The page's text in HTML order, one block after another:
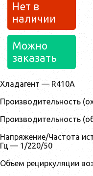
Нет в
наличии
Можно
заказать
Хладагент — R410A
Производительность
Производительность
Напряжение/Частота
Гц — 1/220/50
Объем рециркуляции